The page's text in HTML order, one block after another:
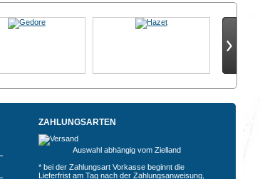
ZAHLUNGSARTEN
Auswahl abhängig vom Zielland
* bei der Zahlungsart Vorkasse beginnt die
Lieferfrist am Tag nach der Zahlungsanweisung,